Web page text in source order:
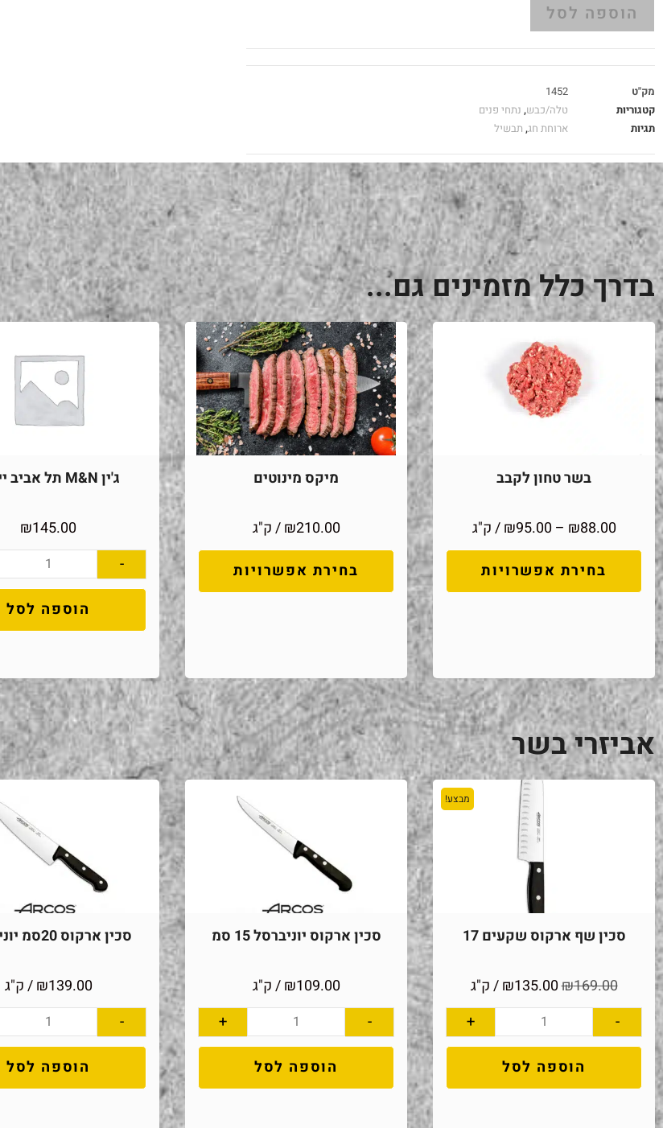
הוספה לסל
מק"ט
1452
קטגוריות
טלה/כבש, נתחי פנים
תגיות
ארוחת חג, תבשיל
בדרך כלל מזמינים גם...
בשר טחון לקבב
₪88.00
–
₪95.00
/ ק"ג
בחירת אפשרויות
מיקס מינוטים
₪210.00
/ ק"ג
בחירת אפשרויות
ג'ין M&N תל אביב ייבש
₪145.00
-
הוספה לסל
אביזרי בשר
מבצע!
סכין שף ארקוס שקעים 17
₪169.00
₪135.00 / ק"ג
-
+
הוספה לסל
סכין ארקוס יוניברסל 15 סמ
₪109.00 / ק"ג
-
+
הוספה לסל
סכין ארקוס 20סמ יוניברסל
₪139.00 / ק"ג
-
הוספה לסל